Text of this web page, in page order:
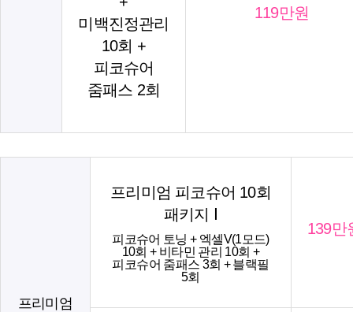
미백진정관리
10회 +
피코슈어
줌패스 2회
119만원
프리미엄
프리미엄 피코슈어 10회
패키지 Ⅰ
피코슈어 토닝 + 엑셀V(1모드)
10회 + 비타민 관리 10회 +
피코슈어 줌패스 3회 + 블랙필
5회
139만